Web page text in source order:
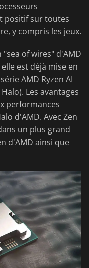
positif sur toutes
y compris les jeux.
of wires" d'AMD
est déjà mise en
AMD Ryzen AI
Les avantages
performances
d'AMD. Avec Zen
un plus grand
d'AMD ainsi que